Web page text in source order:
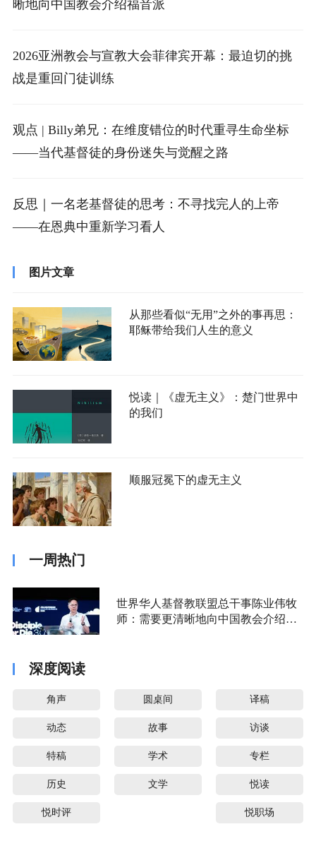
晰地向中国教会介绍福音派
2026亚洲教会与宣教大会菲律宾开幕：最迫切的挑
战是重回门徒训练
观点 | Billy弟兄：在维度错位的时代重寻生命坐标
——当代基督徒的身份迷失与觉醒之路
反思｜一名老基督徒的思考：不寻找完人的上帝
——在恩典中重新学习看人
图片文章
从那些看似“无用”之外的事再思：
耶稣带给我们人生的意义
悦读｜《虚无主义》：楚门世界中
的我们
顺服冠冕下的虚无主义
一周热门
世界华人基督教联盟总干事陈业伟牧
师：需要更清晰地向中国教会介绍福
深度阅读
角声 圆桌间 译稿
动态 故事 访谈
特稿 学术 专栏
历史 文学 悦读
悦时评 悦职场